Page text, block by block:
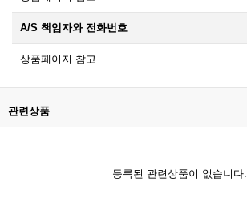
A/S 책임자와 전화번호
상품페이지 참고
관련상품
등록된 관련상품이 없습니다.